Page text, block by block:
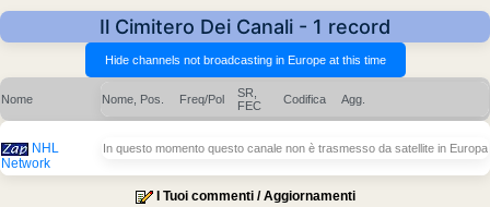
Il Cimitero Dei Canali - 1 record
Nome Nome, Pos. Freq/Pol
SR,
FEC
Codifica Agg.
NHL
Network
In questo momento questo canale non è trasmesso da satellite in Europa
I Tuoi commenti / Aggiornamenti